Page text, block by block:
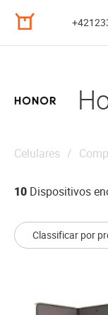
Celulares
10 Dispositivos